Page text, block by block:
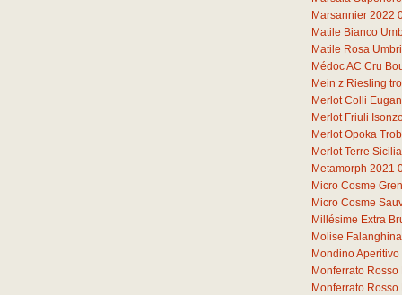
Marsannier 2022
Matile Bianco
Matile Rosa
Médoc AC Cru
Mein z Riesling
Merlot Colli
Merlot Friuli
Merlot Opoka
Merlot Terre
Metamorph 2021
Micro Cosme
Micro Cosme
Millésime Extra
Molise
Mondino Aperitivo
Monferrato
Monferrato